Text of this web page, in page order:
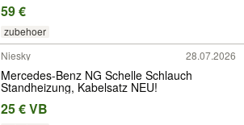
59 €
zubehoer
Niesky
28.07.2026
Mercedes-Benz NG Schelle Schlauch
Standheizung, Kabelsatz NEU!
25 € VB